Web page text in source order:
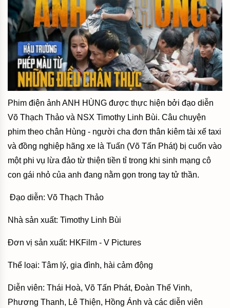
Phim điện ảnh ANH HÙNG được thực hiện bởi đạo diễn
Võ Thạch Thảo và NSX Timothy Linh Bùi. Câu chuyện
phim theo chân Hùng - người cha đơn thân kiêm tài xế taxi
và đồng nghiệp hãng xe là Tuấn (Võ Tấn Phát) bị cuốn vào
một phi vụ lừa đảo từ thiện tiền tỉ trong khi sinh mạng cô
con gái nhỏ của anh đang nằm gọn trong tay tử thần.
Đạo diễn: Võ Thạch Thảo
Nhà sản xuất: Timothy Linh Bùi
Đơn vị sản xuất: HKFilm - V Pictures
Thể loại: Tâm lý, gia đình, hài cảm động
Diễn viên: Thái Hoà, Võ Tấn Phát, Đoàn Thế Vinh,
Phương Thanh, Lê Thiện, Hồng Ánh và các diễn viên